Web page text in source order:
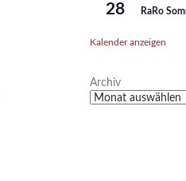
28 RaRo
Kalender anzeigen
Archiv